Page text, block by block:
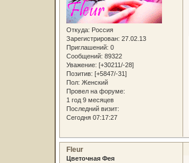
Откуда: Россия
Зарегистрирован: 27.02.13
Приглашений: 0
Сообщений: 89322
Уважение: [+30211/-28]
Позитив: [+5847/-31]
Пол: Женский
Провел на форуме:
1 год 9 месяцев
Последний визит:
Сегодня 07:17:27
Fleur
Цветочная Фея